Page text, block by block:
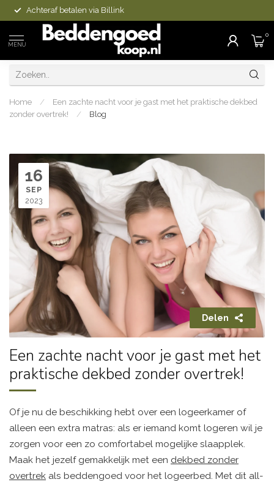
Achteraf betalen via Billink
MENU
0
Home /
Een zachte nacht voor je gast met het praktische dekbed
zonder overtrek!
/ Blog
16
SEP
2023
Delen
Een zachte nacht voor je gast met het
praktische dekbed zonder overtrek!
Of je nu de beschikking hebt over een logeerkamer of
alleen een extra matras: als er iemand komt logeren wil je
zorgen voor een zo comfortabel mogelijke slaapplek.
Maak het jezelf gemakkelijk met een dekbed zonder
overtrek als beddengoed voor het logeerbed. Met dit all-